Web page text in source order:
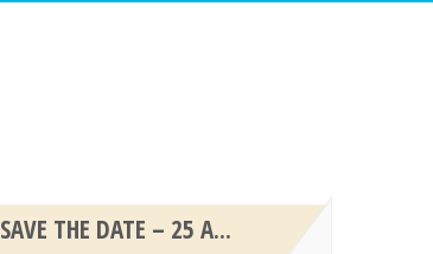
SAVE THE DATE – 25 A...